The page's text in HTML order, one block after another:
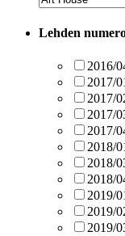
Lehden
2016/
2017/
2017/
2017/
2017/
2018/
2018/
2018/
2019/
2019/
2019/